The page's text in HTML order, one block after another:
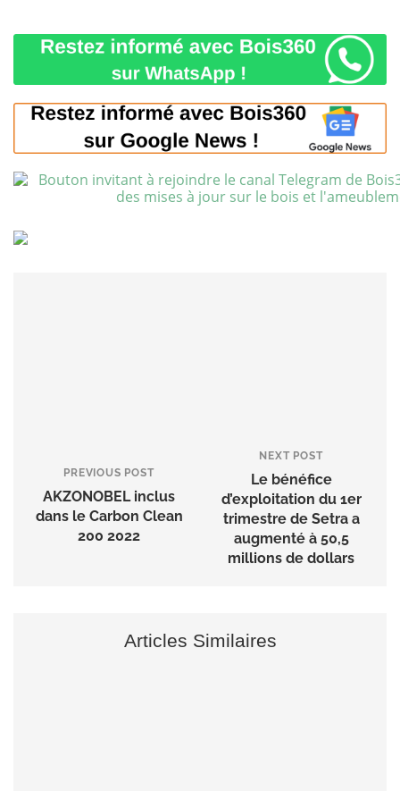
PREVIOUS POST
AKZONOBEL inclus
dans le Carbon Clean
200 2022
NEXT POST
Le bénéfice
d’exploitation du 1er
trimestre de Setra a
augmenté à 50,5
millions de dollars
Articles Similaires